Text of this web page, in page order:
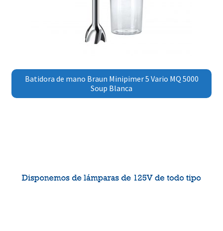
Batidora de mano Braun Minipimer 5 Vario MQ 5000
Soup Blanca